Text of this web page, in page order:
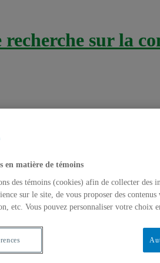
recherche sur la
méthodologiques et
de recherche Méthodologie de
en matière de témoins
des témoins (cookies) afin de collecter des
sur le site, de vous proposer des contenus
etc. Vous pouvez personnaliser votre choix